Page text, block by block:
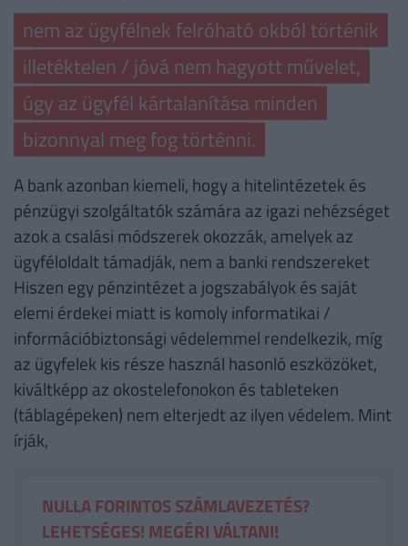
nem az ügyfélnek felróható okból történik
illetéktelen / jóvá nem hagyott művelet,
úgy az ügyfél kártalanítása minden
bizonnyal meg fog történni.
A bank azonban kiemeli, hogy a hitelintézetek és
pénzügyi szolgáltatók számára az igazi nehézséget
azok a csalási módszerek okozzák, amelyek az
ügyféloldalt támadják, nem a banki rendszereket
Hiszen egy pénzintézet a jogszabályok és saját
elemi érdekei miatt is komoly informatikai /
információbiztonsági védelemmel rendelkezik, míg
az ügyfelek kis része használ hasonló eszközöket,
kiváltképp az okostelefonokon és tableteken
(táblagépeken) nem elterjedt az ilyen védelem. Mint
írják,
NULLA FORINTOS SZÁMLAVEZETÉS?
LEHETSÉGES! MEGÉRI VÁLTANI!